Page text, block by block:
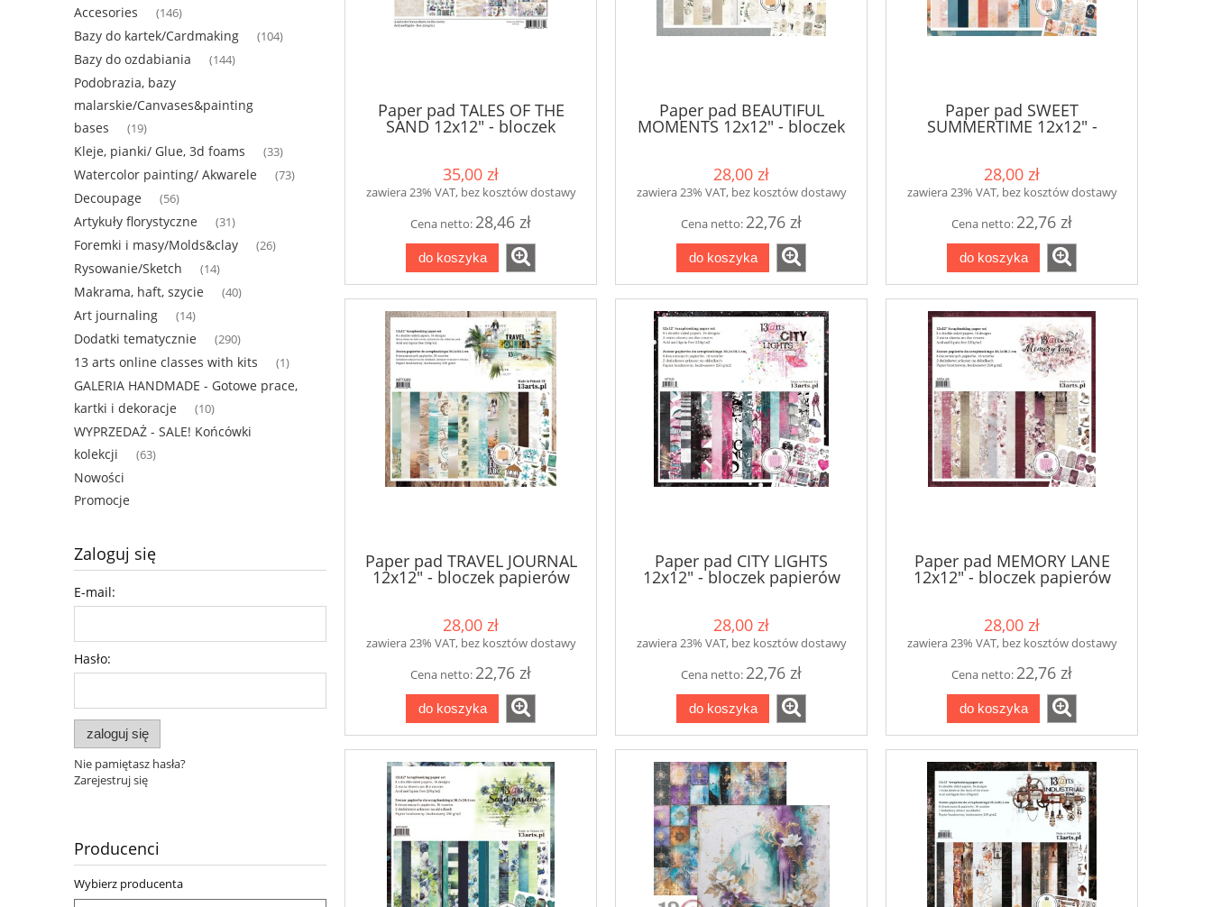
Accesories
(146)
Bazy do kartek/Cardmaking (104)
Bazy do ozdabiania (144)
Podobrazia, bazy
malarskie/Canvases&painting
bases
(19)
Kleje, pianki/ Glue, 3d foams (33)
Watercolor painting/ Akwarele (73)
Decoupage (56)
Artykuły florystyczne (31)
Foremki i masy/Molds&clay (26)
Rysowanie/Sketch (14)
Makrama, haft, szycie (40)
Art journaling (14)
Dodatki tematycznie (290)
13 arts online classes with kits (1)
GALERIA HANDMADE - Gotowe prace,
kartki i dekoracje
(10)
WYPRZEDAŻ - SALE! Końcówki
kolekcji
(63)
Nowości
Promocje
Zaloguj się
E-mail:
Hasło:
zaloguj się
Nie pamiętasz hasła?
Zarejestruj się
Producenci
Wybierz producenta
Paper pad TALES OF THE
SAND 12x12" - bloczek
35,00 zł
zawiera 23% VAT, bez kosztów dostawy
Cena netto: 28,46 zł
do koszyka
Paper pad BEAUTIFUL
MOMENTS 12x12" - bloczek
28,00 zł
zawiera 23% VAT, bez kosztów dostawy
Cena netto: 22,76 zł
do koszyka
Paper pad SWEET
SUMMERTIME 12x12" -
28,00 zł
zawiera 23% VAT, bez kosztów dostawy
Cena netto: 22,76 zł
do koszyka
Paper pad TRAVEL JOURNAL
12x12" - bloczek papierów
28,00 zł
zawiera 23% VAT, bez kosztów dostawy
Cena netto: 22,76 zł
do koszyka
Paper pad CITY LIGHTS
12x12" - bloczek papierów
28,00 zł
zawiera 23% VAT, bez kosztów dostawy
Cena netto: 22,76 zł
do koszyka
Paper pad MEMORY LANE
12x12" - bloczek papierów
28,00 zł
zawiera 23% VAT, bez kosztów dostawy
Cena netto: 22,76 zł
do koszyka